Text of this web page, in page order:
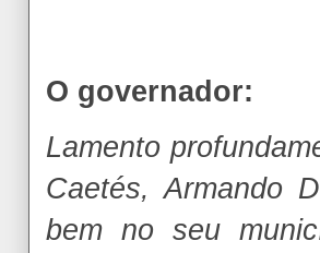
O governador:
Lamento
Caetés, Armando
bem no seu